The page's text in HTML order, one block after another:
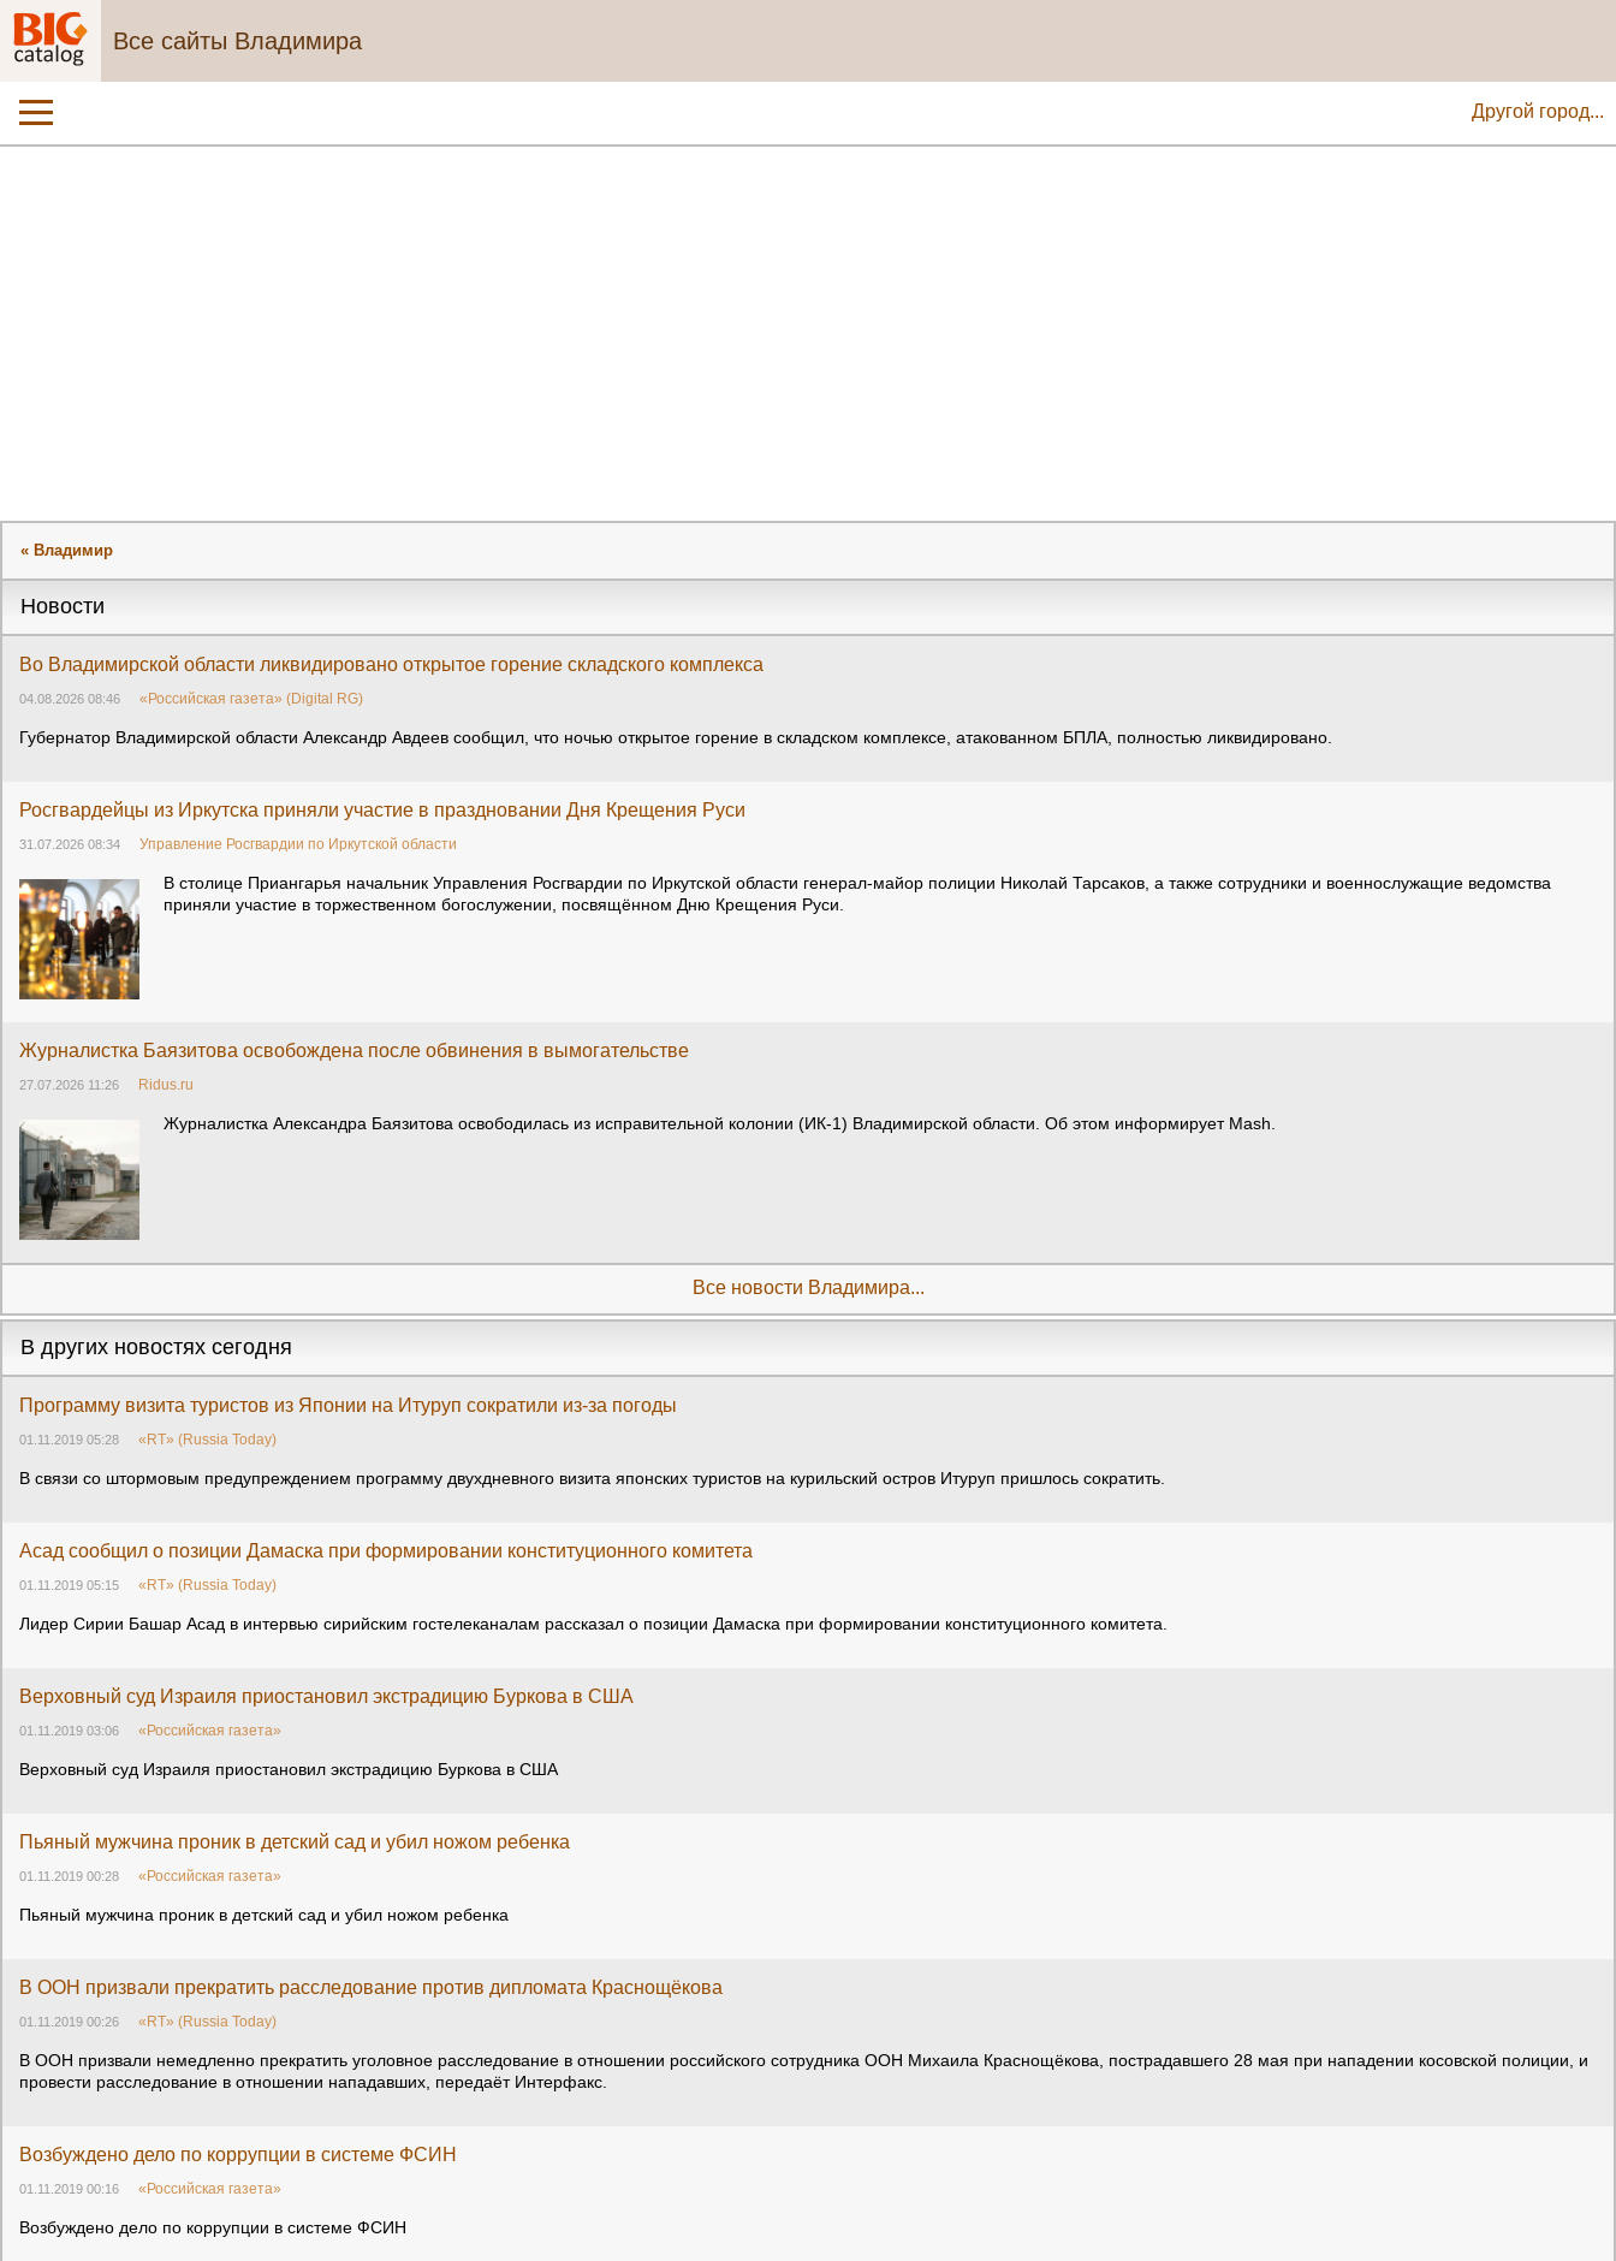
Все сайты Владимира
Другой город...
« Владимир
Новости
Во Владимирской области ликвидировано открытое горение складского комплекса
04.08.2026 08:46 «Российская газета» (Digital RG)
Губернатор Владимирской области Александр Авдеев сообщил, что ночью открытое горение в складском комплексе, атакованном БПЛА, полностью ликвидировано.
Росгвардейцы из Иркутска приняли участие в праздновании Дня Крещения Руси
31.07.2026 08:34 Управление Росгвардии по Иркутской области
В столице Приангарья начальник Управления Росгвардии по Иркутской области генерал-майор полиции Николай Тарсаков, а также сотрудники и военнослужащие ведомства
приняли участие в торжественном богослужении, посвящённом Дню Крещения Руси.
Журналистка Баязитова освобождена после обвинения в вымогательстве
27.07.2026 11:26 Ridus.ru
Журналистка Александра Баязитова освободилась из исправительной колонии (ИК-1) Владимирской области. Об этом информирует Mash.
Все новости Владимира...
В других новостях сегодня
Программу визита туристов из Японии на Итуруп сократили из-за погоды
01.11.2019 05:28 «RT» (Russia Today)
В связи со штормовым предупреждением программу двухдневного визита японских туристов на курильский остров Итуруп пришлось сократить.
Асад сообщил о позиции Дамаска при формировании конституционного комитета
01.11.2019 05:15 «RT» (Russia Today)
Лидер Сирии Башар Асад в интервью сирийским гостелеканалам рассказал о позиции Дамаска при формировании конституционного комитета.
Верховный суд Израиля приостановил экстрадицию Буркова в США
01.11.2019 03:06 «Российская газета»
Верховный суд Израиля приостановил экстрадицию Буркова в США
Пьяный мужчина проник в детский сад и убил ножом ребенка
01.11.2019 00:28 «Российская газета»
Пьяный мужчина проник в детский сад и убил ножом ребенка
В ООН призвали прекратить расследование против дипломата Краснощёкова
01.11.2019 00:26 «RT» (Russia Today)
В ООН призвали немедленно прекратить уголовное расследование в отношении российского сотрудника ООН Михаила Краснощёкова, пострадавшего 28 мая при нападении косовской полиции, и
провести расследование в отношении нападавших, передаёт Интерфакс.
Возбуждено дело по коррупции в системе ФСИН
01.11.2019 00:16 «Российская газета»
Возбуждено дело по коррупции в системе ФСИН